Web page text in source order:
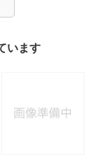
います